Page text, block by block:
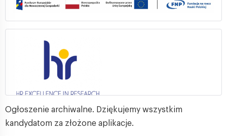
Ogłoszenie archiwalne. Dziękujemy wszystkim
kandydatom za złożone aplikacje.